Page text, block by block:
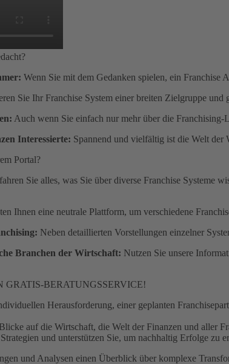
Wenn Sie mit dem Gedanken spielen, ein Franchise
Sie Ihr Franchise System einer breiten Zielgruppe
Auch wenn Sie einfach nur mehr über die
Interessierte: Spannend und vielfältig ist die Welt der
Portal?
Sie alles, was Sie über diverse Franchise Systeme
Ihnen eine neutrale Plattform, um verschiedene
Neben detaillierten Vorstellungen einzelner
Branchen der Wirtschaft: Nutzen Sie unsere
GRATIS-BERATUNGSSERVICE!
Herausforderung, einer geplanten
auf die Wirtschaft, die Welt der Finanzen und aller
und unterstützen Sie, um nachhaltig Erfolge zu
und Analysen einen Überblick über komplexe